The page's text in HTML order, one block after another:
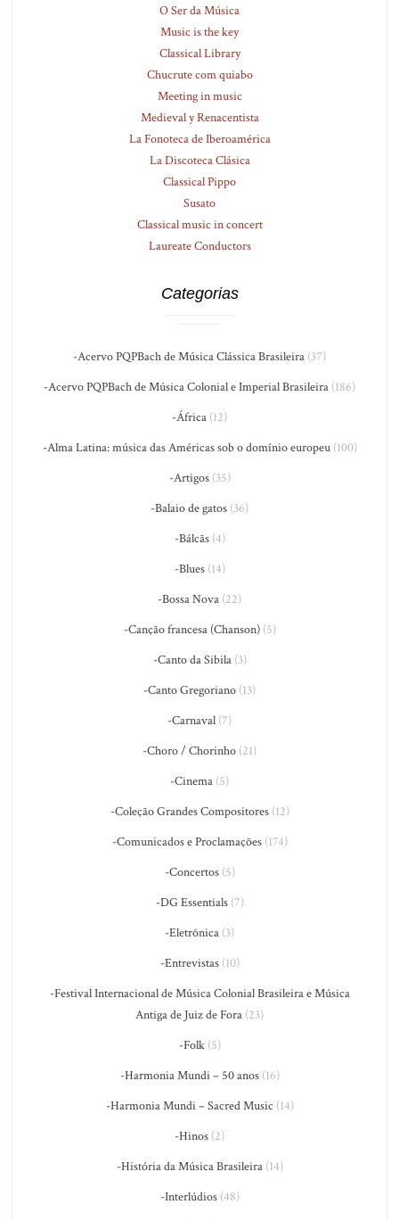
O Ser da Música
Music is the key
Classical Library
Chucrute com quiabo
Meeting in music
Medieval y Renacentista
La Fonoteca de Iberoamérica
La Discoteca Clásica
Classical Pippo
Susato
Classical music in concert
Laureate Conductors
Categorias
-Acervo PQPBach de Música Clássica Brasileira (37)
-Acervo PQPBach de Música Colonial e Imperial Brasileira (186)
-África (12)
-Alma Latina: música das Américas sob o domínio europeu(100)
-Artigos(35)
-Balaio de gatos (36)
-Bálcãs(4)
-Blues(14)
-Bossa Nova (22)
-Canção francesa (Chanson)(5)
-Canto da Sibila(3)
-Canto Gregoriano (13)
-Carnaval (7)
-Choro / Chorinho (21)
-Cinema (5)
-Coleção Grandes Compositores(12)
-Comunicados e Proclamações(174)
-Concertos(5)
-DG Essentials(7)
-Eletrônica (3)
-Entrevistas(10)
-Festival Internacional de Música Colonial Brasileira e Música
Antiga de Juiz de Fora (23)
-Folk(5)
-Harmonia Mundi – 50 anos(16)
-Harmonia Mundi – Sacred Music (14)
-Hinos (2)
-História da Música Brasileira(14)
-Interlúdios(48)